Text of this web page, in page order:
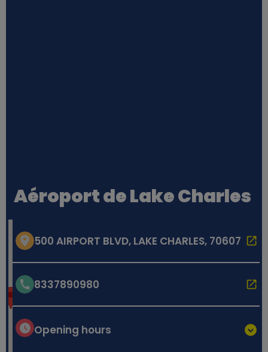
Aéroport de Lake Charles
500 AIRPORT BLVD, LAKE CHARLES, 70607
8337890980
Opening hours